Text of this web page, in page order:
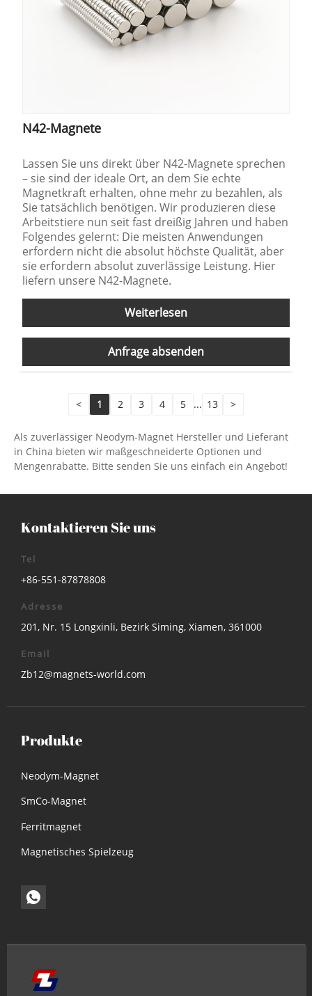
N42-Magnete
Lassen Sie uns direkt über N42-Magnete sprechen
– sie sind der ideale Ort, an dem Sie echte
Magnetkraft erhalten, ohne mehr zu bezahlen, als
Sie tatsächlich benötigen. Wir produzieren diese
Arbeitstiere nun seit fast dreißig Jahren und haben
Folgendes gelernt: Die meisten Anwendungen
erfordern nicht die absolut höchste Qualität, aber
sie erfordern absolut zuverlässige Leistung. Hier
liefern unsere N42-Magnete.
Weiterlesen
Anfrage absenden
< 1 2 3 4 5 ... 13 >
Als zuverlässiger Neodym-Magnet Hersteller und Lieferant
in China bieten wir maßgeschneiderte Optionen und
Mengenrabatte. Bitte senden Sie uns einfach ein Angebot!
Kontaktieren Sie uns
Tel
+86-551-87878808
Adresse
201, Nr. 15 Longxinli, Bezirk Siming, Xiamen, 361000
Email
Zb12@magnets-world.com
Produkte
Neodym-Magnet
SmCo-Magnet
Ferritmagnet
Magnetisches Spielzeug